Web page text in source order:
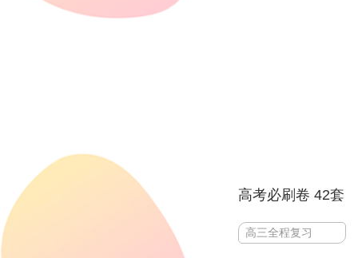
高考必刷卷 42套
高三全程复习